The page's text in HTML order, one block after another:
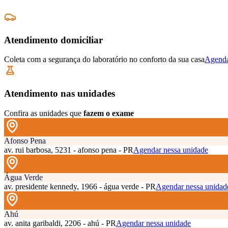
Atendimento domiciliar
Coleta com a segurança do laboratório no conforto da sua casa
Atendimento nas unidades
Confira as unidades que fazem o exame
Afonso Pena
av. rui barbosa, 5231 - afonso pena - PRAgendar nessa unidade
Água Verde
av. presidente kennedy, 1966 - água verde - PRAgendar nessa
Ahú
av. anita garibaldi, 2206 - ahú - PRAgendar nessa unidade